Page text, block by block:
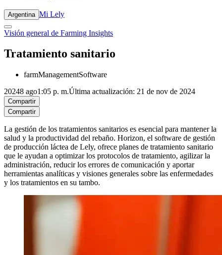
Argentina Mi Lely
Visión general de Farming Insights
Tratamiento sanitario
farmManagementSoftware
20248 ago1:05 p. m.Última actualización: 21 de nov de 2024
Compartir
Compartir
La gestión de los tratamientos sanitarios es esencial para mantener la
salud y la productividad del rebaño. Horizon, el software de gestión
de producción láctea de Lely, ofrece planes de tratamiento sanitario
que le ayudan a optimizar los protocolos de tratamiento, agilizar la
administración, reducir los errores de comunicación y aportar
herramientas analíticas y visiones generales sobre las enfermedades
y los tratamientos en su tambo.